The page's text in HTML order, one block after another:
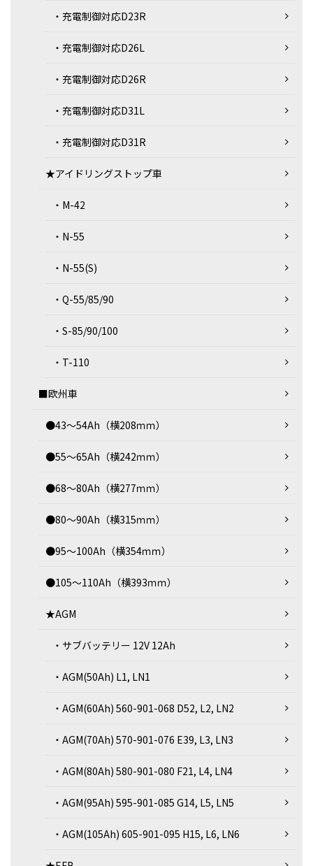
・充電制御対応D23R
・充電制御対応D26L
・充電制御対応D26R
・充電制御対応D31L
・充電制御対応D31R
★アイドリングストップ車
・M-42
・N-55
・N-55(S)
・Q-55/85/90
・S-85/90/100
・T-110
■欧州車
●43～54Ah（横208ｍｍ）
●55～65Ah（横242ｍｍ）
●68～80Ah（横277ｍｍ）
●80～90Ah（横315ｍｍ）
●95～100Ah（横354ｍｍ）
●105～110Ah（横393ｍｍ）
★AGM
・サブバッテリー 12V 12Ah
・AGM(50Ah) L1, LN1
・AGM(60Ah) 560-901-068 D52, L2, LN2
・AGM(70Ah) 570-901-076 E39, L3, LN3
・AGM(80Ah) 580-901-080 F21, L4, LN4
・AGM(95Ah) 595-901-085 G14, L5, LN5
・AGM(105Ah) 605-901-095 H15, L6, LN6